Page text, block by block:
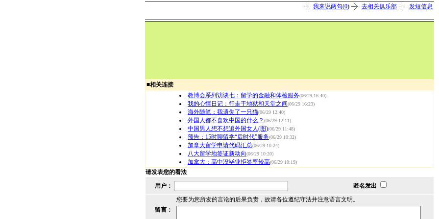
我来说两句(0) 去相关俱乐部 发短信息
■相关连接
教博会系列访谈七：留学的金融和体检服务(06/29 16:40)
我的心情日记：行走于地狱和天堂之间(06/29 16:23)
海外随笔：我遗失了一只猫(06/29 12:40)
外国人都不喜欢中国的什么？ (06/29 12:11)
中国男人想不想追外国女人(图)(06/29 11:48)
预告：15时聊留学“后时代”服务(06/29 10:32)
加拿大留学申请代码汇总(06/29 10:24)
八大留学地签证新动向(06/29 10:20)
加拿大：高中没毕业拒签率较高(06/29 10:19)
请发表您的看法
用户：
匿名发出
您要为您所发的言论的后果负责，故请各位遵纪守法并注意语言文明。
留言：